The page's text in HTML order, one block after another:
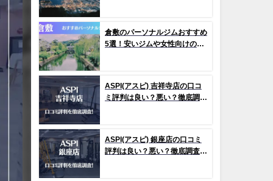
倉敷のパーソナルジムおすすめ
5選！安いジムや女性向けのジ
ASPI(アスピ) 吉祥寺店の口コ
ミ評判は良い？悪い？徹底調査
ASPI(アスピ) 銀座店の口コミ
評判は良い？悪い？徹底調査し